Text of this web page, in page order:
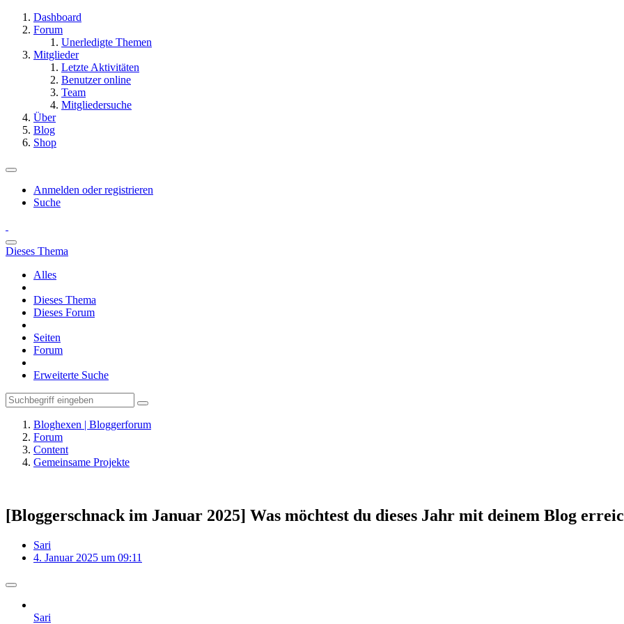
Dashboard
Forum
Unerledigte Themen
Mitglieder
Letzte Aktivitäten
Benutzer online
Team
Mitgliedersuche
Über
Blog
Shop
Anmelden oder registrieren
Suche
Dieses Thema
Alles
Dieses Thema
Dieses Forum
Seiten
Forum
Erweiterte Suche
Bloghexen | Bloggerforum
Forum
Content
Gemeinsame Projekte
[Bloggerschnack im Januar 2025] Was möchtest du dieses Jahr mit deinem Blog
Sari
4. Januar 2025 um 09:11
Sari